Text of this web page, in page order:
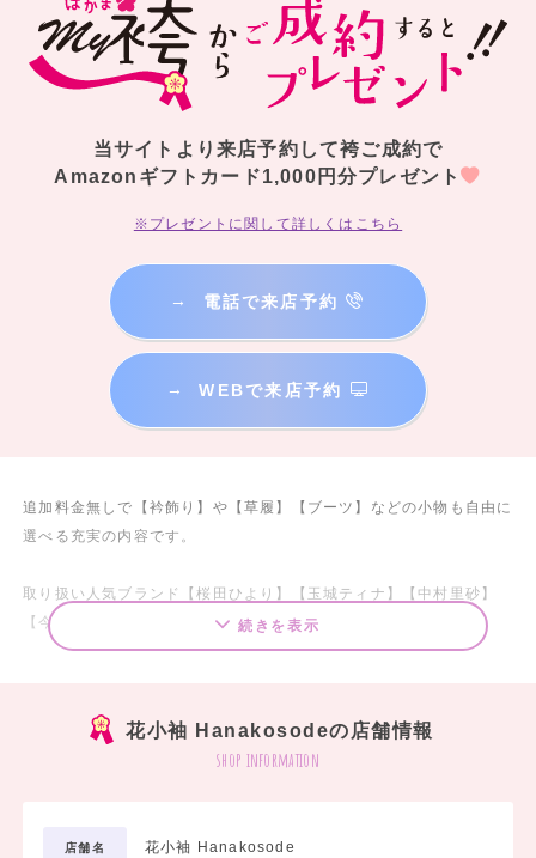
当サイトより来店予約して袴ご成約で
Amazonギフトカード1,000円分プレゼント
※プレゼントに関して詳しくはこちら
→ 電話で来店予約
→ WEBで来店予約
追加料金無しで【衿飾り】や【草履】【ブーツ】などの小物も自由に
選べる充実の内容です。
取り扱い人気ブランド【桜田ひより】【玉城ティナ】【中村里砂】
【今田美桜】【森七菜】
（詳細はメールもしくは、LINEにてご案内致します）
続きを表示
花小袖 Hanakosodeの店舗情報
shop information
店舗名 花小袖 Hanakosode